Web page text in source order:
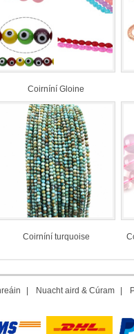
Coirníní Gloine
Coirníní turquoise
| Nuacht aird & Cúram |